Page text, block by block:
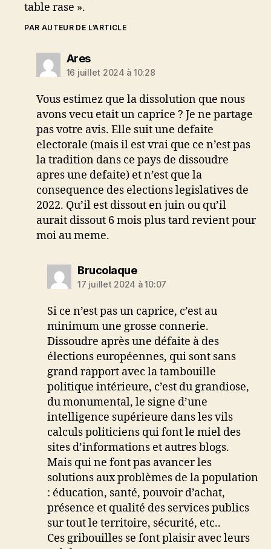
table rase ».
PAR AUTEUR DE L’ARTICLE
Aresdit :
16 juillet 2024 à 10:28
Vous estimez que la dissolution que nous
avons vecu etait un caprice ? Je ne partage
pas votre avis. Elle suit une defaite
electorale (mais il est vrai que ce n’est pas
la tradition dans ce pays de dissoudre
apres une defaite) et n’est que la
consequence des elections legislatives de
2022. Qu’il est dissout en juin ou qu’il
aurait dissout 6 mois plus tard revient pour
moi au meme.
Brucolaquedit :
17 juillet 2024 à 10:07
Si ce n’est pas un caprice, c’est au
minimum une grosse connerie.
Dissoudre après une défaite à des
élections européennes, qui sont sans
grand rapport avec la tambouille
politique intérieure, c’est du grandiose,
du monumental, le signe d’une
intelligence supérieure dans les vils
calculs politiciens qui font le miel des
sites d’informations et autres blogs.
Mais qui ne font pas avancer les
solutions aux problèmes de la population
: éducation, santé, pouvoir d’achat,
présence et qualité des services publics
sur tout le territoire, sécurité, etc..
Ces gribouilles se font plaisir avec leurs